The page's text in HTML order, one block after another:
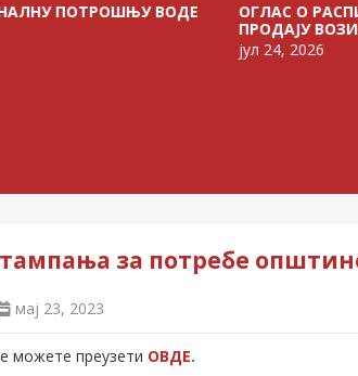
ВОДЕ
ОГЛАС О
ПРОДАЈУ ВОЗИЛА
јул 24, 2026
за потребе
мај 23, 2023
можете преузети ОВДЕ.